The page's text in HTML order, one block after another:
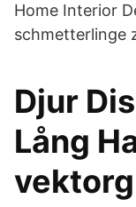
Home Interior
schmetterlinge
Djur
Lång